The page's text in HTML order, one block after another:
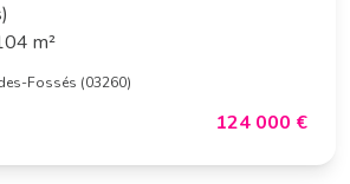
m²
Fossés (03260)
124 000 €